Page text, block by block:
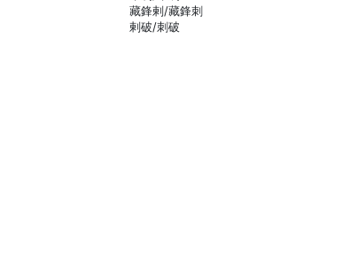
藏鋒剌/藏鋒刺
剌破/刺破